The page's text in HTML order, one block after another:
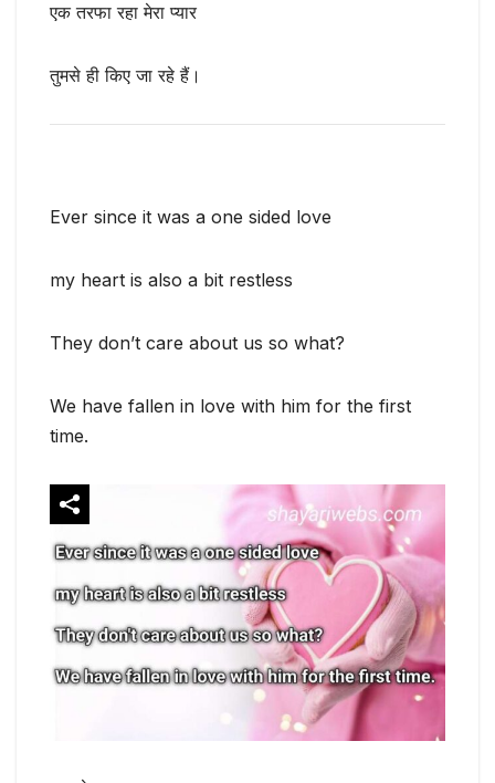
एक तरफा रहा मेरा प्यार
तुमसे ही किए जा रहे हैं।
Ever since it was a one sided love
my heart is also a bit restless
They don’t care about us so what?
We have fallen in love with him for the first
time.